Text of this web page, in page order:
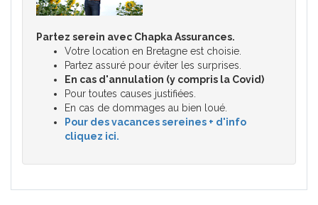
Partez serein avec Chapka Assurances.
Votre location en Bretagne est choisie.
Partez assuré pour éviter les surprises.
En cas d'annulation (y compris la Covid)
Pour toutes causes justifiées.
En cas de dommages au bien loué.
Pour des vacances sereines + d'info
cliquez ici.